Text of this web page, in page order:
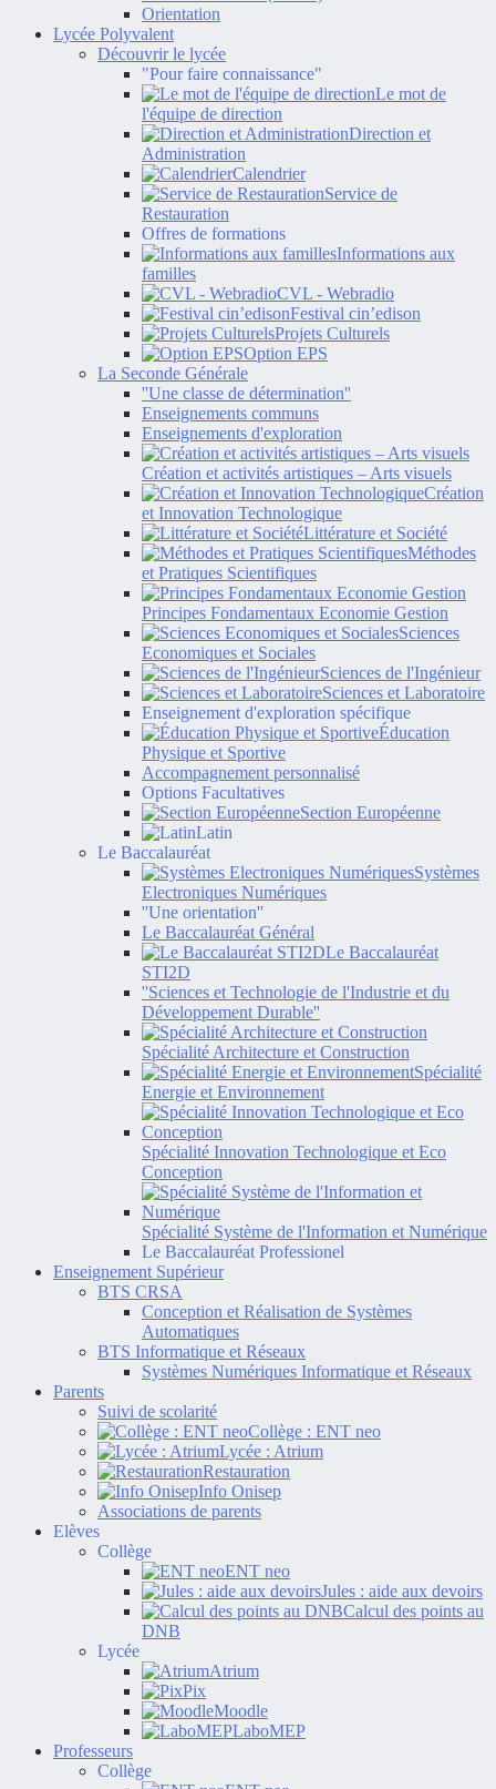
Orientation
Lycée Polyvalent
Découvrir le lycée
"Pour faire connaissance"
Le mot de
l'équipe de direction
Direction et
Administration
Calendrier
Service de
Restauration
Offres de formations
Informations aux
familles
CVL - Webradio
Festival cin’edison
Projets Culturels
Option EPS
La Seconde Générale
''Une classe de détermination''
Enseignements communs
Enseignements d'exploration
Création et activités artistiques – Arts visuels
Création
et Innovation Technologique
Littérature et Société
Méthodes
et Pratiques Scientifiques
Principes Fondamentaux Economie Gestion
Sciences
Economiques et Sociales
Sciences de l'Ingénieur
Sciences et Laboratoire
Enseignement d'exploration spécifique
Éducation
Physique et Sportive
Accompagnement personnalisé
Options Facultatives
Section Européenne
Latin
Le Baccalauréat
Systèmes
Electroniques Numériques
''Une orientation''
Le Baccalauréat Général
Le Baccalauréat
STI2D
''Sciences et Technologie de l'Industrie et du
Développement Durable''
Spécialité Architecture et Construction
Spécialité
Energie et Environnement
Spécialité Innovation Technologique et Eco
Conception
Spécialité Système de l'Information et Numérique
Le Baccalauréat Professionel
Enseignement Supérieur
BTS CRSA
Conception et Réalisation de Systèmes
Automatiques
BTS Informatique et Réseaux
Systèmes Numériques Informatique et Réseaux
Parents
Suivi de scolarité
Collège : ENT neo
Lycée : Atrium
Restauration
Info Onisep
Associations de parents
Elèves
Collège
ENT neo
Jules : aide aux devoirs
Calcul des points au
DNB
Lycée
Atrium
Pix
Moodle
LaboMEP
Professeurs
Collège